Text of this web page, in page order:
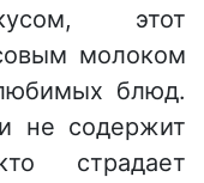
этот
молоком
блюд.
не содержит
страдает